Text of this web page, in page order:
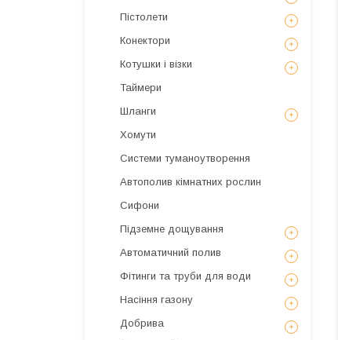
Пістолети
Конектори
Котушки і візки
Таймери
Шланги
Хомути
Системи туманоутворення
Автополив кімнатних рослин
Сифони
Підземне дощування
Автоматичний полив
Фітинги та труби для води
Насіння газону
Добрива